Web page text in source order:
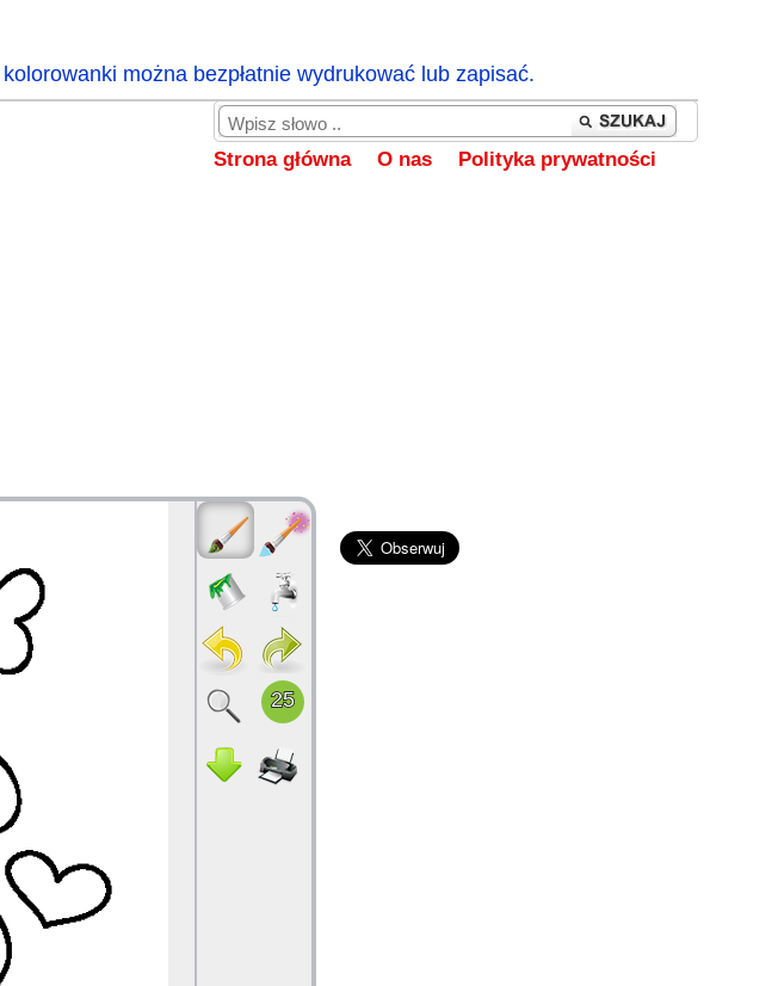
można bezpłatnie wydrukować lub zapisać.
Strona główna O nas Polityka prywatności